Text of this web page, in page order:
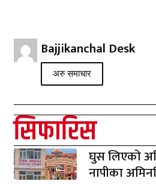
Bajjikanchal Desk
अरु समाचार
सिफारिस
घुस लिएको
नापीका